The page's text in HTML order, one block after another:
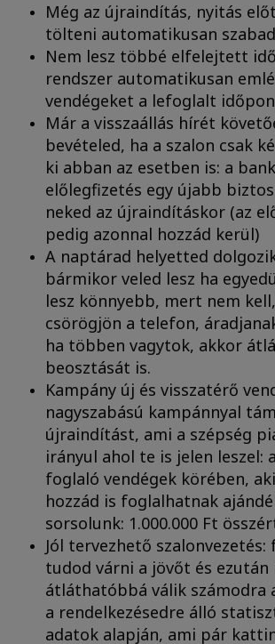
Még az újraindítás, nyitás
tölteni automatikusan
Nem lesz többé elfelejtett
rendszer automatikusan
vendégeket a lefoglalt
Már a visszaállás hírét
bevételed, ha a szalon csak
ki abban az esetben is: a
előlegfizetés egy újabb
neked az újraindításkor (az
pedig azonnal hozzád kerül)
A naptárad helyetted
bármikor veled lesz ha
lesz könnyebb, mert nem
csörögjön a telefon,
ha többen vagytok, akkor
beosztását is.
Kampány új és visszatérő
nagyszabású kampánnyal
újraindítást, ami a szépség
irányul ahol te is jelen leszel:
foglaló vendégek körében,
hozzád is foglalhatnak
sorsolunk: 1.000.000 Ft
Jól tervezhető
tudod várni a jövőt és ezután
átláthatóbbá válik számodra
a rendelkezésedre álló
adatok alapján, ami pár